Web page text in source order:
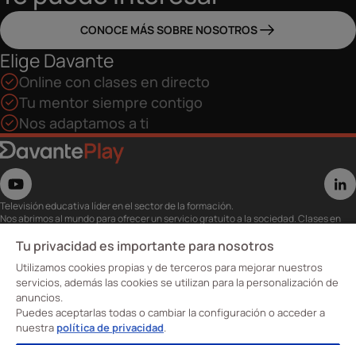
CONOCE MÁS SOBRE NOSOTROS
Elige Davante
Online con clases en directo
Tu mentor siempre contigo
Nos adaptamos a ti
Televisión educativa líder en el sector de la formación.
Nos abrimos al mundo para ofrecer un servicio gratuito a la sociedad. Clases en
eventos, masterclass y recursos para estudiantes…
Utiliza esta plataforma para tu formación ya seas opositor o estés formándote
para conseguir o mejorar tu empleo.
Te invitamos a conocer nuestro contenido a la carta para ver cuándo y dónde
quieras.
Davante Play. #FormaciónEnAbierto
Tu privacidad es importante para nosotros
Utilizamos cookies propias y de terceros para mejorar nuestros
servicios, además las cookies se utilizan para la personalización de
anuncios.
Puedes aceptarlas todas o cambiar la configuración o acceder a
nuestra política de privacidad.